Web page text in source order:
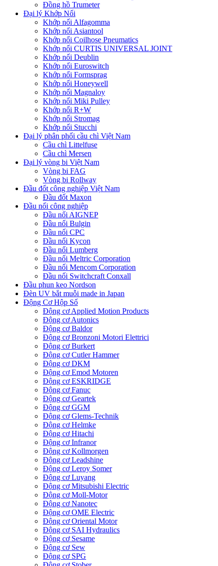
Đồng hồ Trumeter
Đại lý Khớp Nối
Khớp nối Alfagomma
Khớp nối Asiantool
Khớp nối Coilhose Pneumatics
Khớp nối CURTIS UNIVERSAL JOINT
Khớp nối Deublin
Khớp nối Euroswitch
Khớp nối Formsprag
Khớp nối Honeywell
Khớp nối Magnaloy
Khớp nối Miki Pulley
Khớp nối R+W
Khớp nối Stromag
Khớp nối Stucchi
Đại lý phân phối cầu chì Việt Nam
Cầu chì Littelfuse
Cầu chì Mersen
Đại lý vòng bi Việt Nam
Vòng bi FAG
Vòng bi Rollway
Đầu đốt công nghiệp Việt Nam
Đầu đốt Maxon
Đầu nối công nghiệp
Đầu nối AIGNEP
Đầu nối Bulgin
Đầu nối CPC
Đầu nối Kycon
Đầu nối Lumberg
Đầu nối Meltric Corporation
Đầu nối Mencom Corporation
Đầu nối Switchcraft Conxall
Đầu phun keo Nordson
Đèn UV bắt muỗi made in Japan
Động Cơ Hộp Số
Động cơ Applied Motion Products
Động cơ Autonics
Động cơ Baldor
Động cơ Bronzoni Motori Elettrici
Động cơ Burkert
Động cơ Cutler Hammer
Động cơ DKM
Động cơ Emod Motoren
Động cơ ESKRIDGE
Động cơ Fanuc
Động cơ Geartek
Động cơ GGM
Động cơ Glems-Technik
Động cơ Helmke
Động cơ Hitachi
Động cơ Infranor
Động cơ Kollmorgen
Động cơ Leadshine
Động cơ Leroy Somer
Động cơ Luyang
Động cơ Mitsubishi Electric
Động cơ Moll-Motor
Động cơ Nanotec
Động cơ OME Electric
Động cơ Oriental Motor
Động cơ SAI Hydraulics
Động cơ Sesame
Động cơ Sew
Động cơ SPG